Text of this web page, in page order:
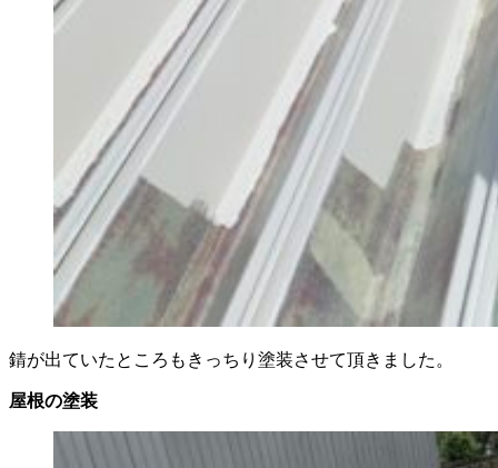
錆が出ていたところもきっちり塗装させて頂きました。
屋根の塗装